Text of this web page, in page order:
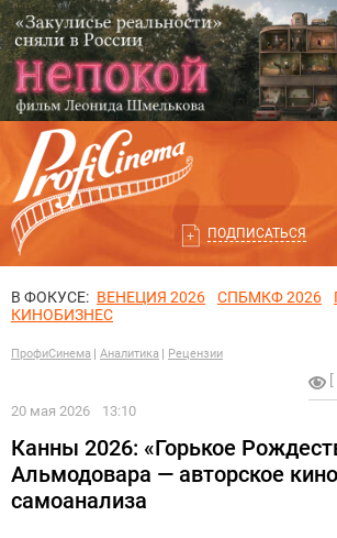
ПОДПИСАТЬСЯ
В ФОКУСЕ: ВЕНЕЦИЯ 2026 СПБМКФ 2026
КИНОБИЗНЕС
ПрофиСинема Аналитика Рецензии
20 мая 2026 13:10
Канны 2026: «Горькое
Альмодовара — авторское
самоанализа